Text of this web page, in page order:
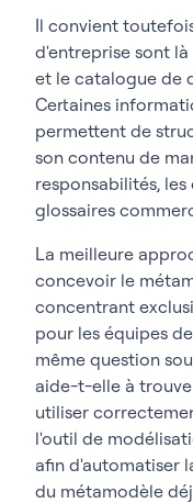
Il convient
d'entreprise sont
et le catalogue de
Certaines
permettent de
son contenu de
responsabilités,
glossaires
La meilleure
concevoir le
concentrant
pour les équipes
même question
aide-t-elle à
utiliser
l'outil de
afin d'automatiser
du métamodèle